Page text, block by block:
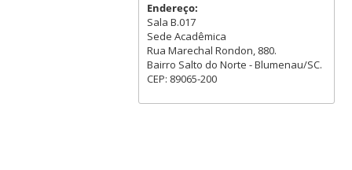
Endereço:
Sala B.017
Sede Acadêmica
Rua Marechal Rondon, 880.
Bairro Salto do Norte - Blumenau/SC.
CEP: 89065-200